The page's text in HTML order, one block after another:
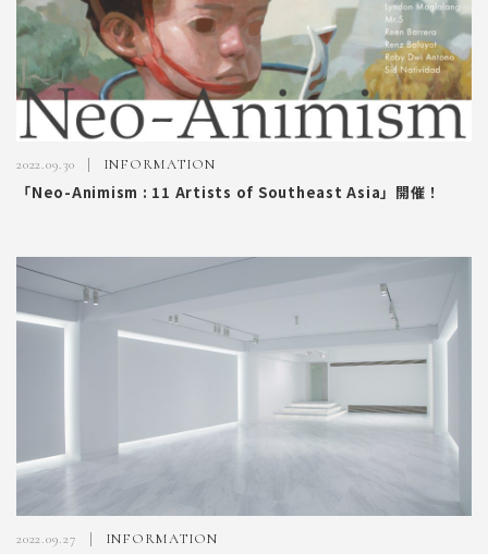
2022.09.30 INFORMATION
「Neo-Animism : 11 Artists of Southeast Asia」開催！
2022.09.27 INFORMATION